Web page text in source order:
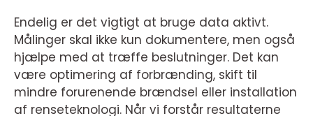
Endelig er det vigtigt at bruge data aktivt.
Målinger skal ikke kun dokumentere, men også
hjælpe med at træffe beslutninger. Det kan
være optimering af forbrænding, skift til
mindre forurenende brændsel eller installation
af renseteknologi. Når vi forstår resultaterne